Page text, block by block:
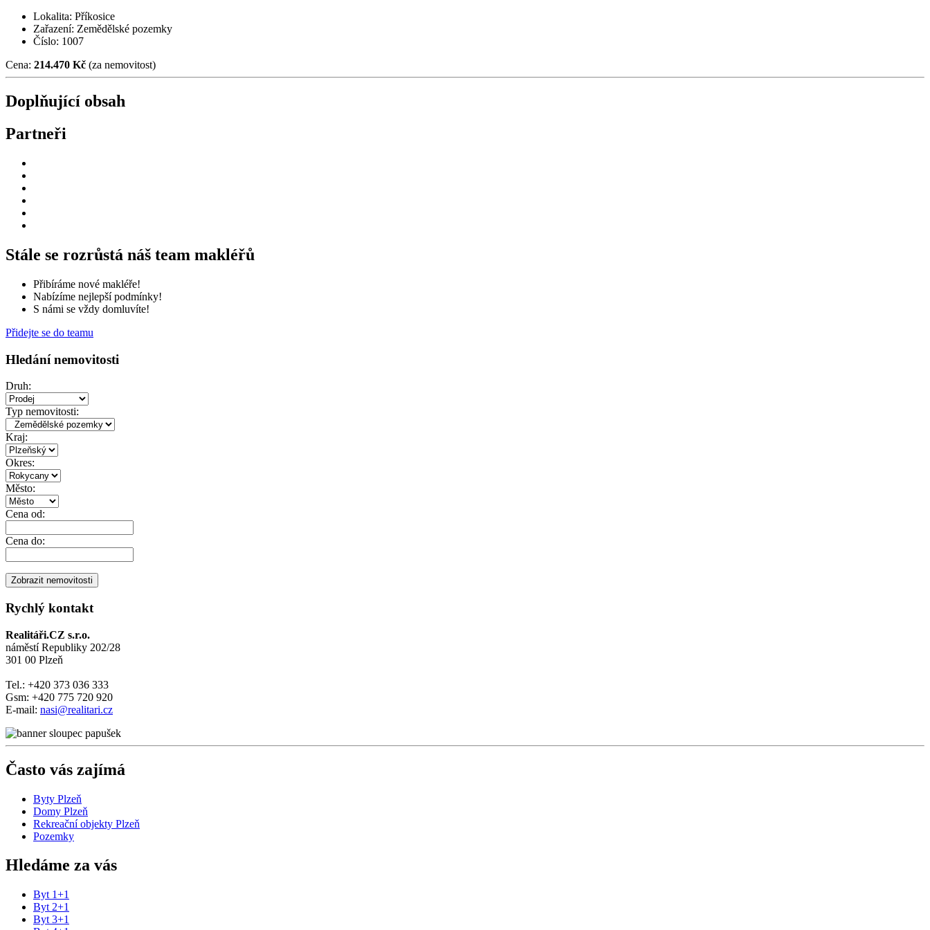
Lokalita: Příkosice
Zařazení: Zemědělské pozemky
Číslo: 1007
Cena: 214.470 Kč (za nemovitost)
Doplňující obsah
Partneři
Stále se rozrůstá náš team makléřů
Přibíráme nové makléře!
Nabízíme nejlepší podmínky!
S námi se vždy domluvíte!
Přidejte se do teamu
Hledání nemovitosti
Druh:
Typ nemovitosti:
Kraj:
Okres:
Město:
Cena od:
Cena do:
Rychlý kontakt
Realitáři.CZ s.r.o.
náměstí Republiky 202/28
301 00 Plzeň
Tel.: +420 373 036 333
Gsm: +420 775 720 920
E-mail: nasi@realitari.cz
Často vás zajímá
Byty Plzeň
Domy Plzeň
Rekreační objekty Plzeň
Pozemky
Hledáme za vás
Byt 1+1
Byt 2+1
Byt 3+1